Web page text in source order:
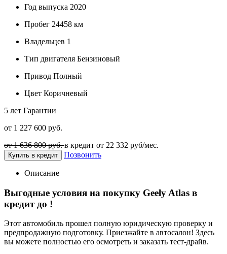
Год выпуска 2020
Пробег 24458 км
Владельцев 1
Тип двигателя Бензиновый
Привод Полный
Цвет Коричневый
5 лет Гарантии
от 1 227 600 руб.
от 1 636 800 руб.в кредит от 22 332 руб/мес.
Купить в кредит Позвонить
Описание
Выгодные условия на покупку Geely Atlas в
кредит до !
Этот автомобиль прошел полную юридическую проверку и
предпродажную подготовку. Приезжайте в автосалон! Здесь
вы можете полностью его осмотреть и заказать тест-драйв.